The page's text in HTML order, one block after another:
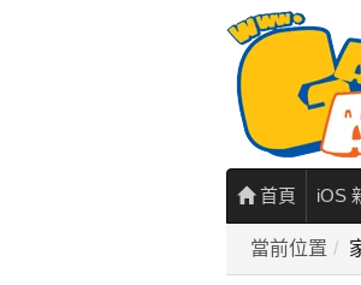
首頁 iOS
當前位置